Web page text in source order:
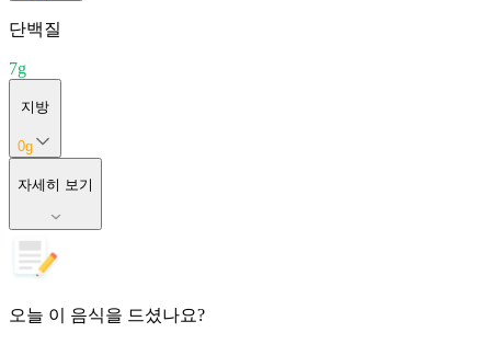
단백질
7g
지방
0g
자세히 보기
오늘 이 음식을 드셨나요?